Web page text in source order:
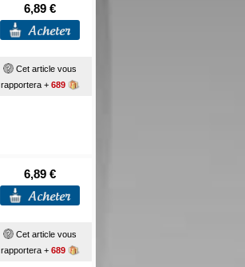
6,89 €
Cet article vous
rapportera + 689
6,89 €
Cet article vous
rapportera + 689